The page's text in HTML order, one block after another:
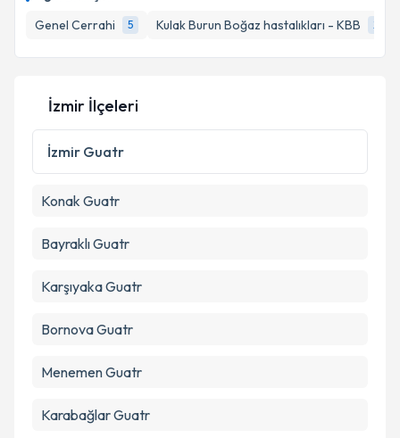
Genel Cerrahi
5 Kulak Burun Boğaz hastalıkları - KBB 2
E-posta Adresiniz
Kişisel verilerimin işlenmesine ilişkinAydınlatma
Metni
kapsamda işlenmesini kabul ediyorum.
İzmir İlçeleri
İzmir Guatr
Konak Guatr
BayraklıGuatr
KarşıyakaGuatr
BornovaGuatr
MenemenGuatr
KarabağlarGuatr